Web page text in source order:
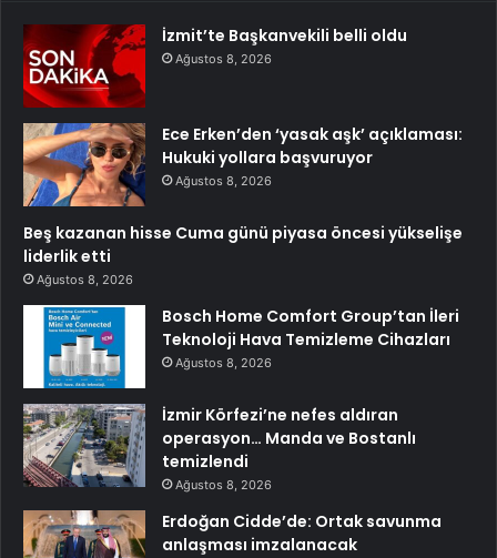
İzmit’te Başkanvekili belli oldu
Ağustos 8, 2026
Ece Erken’den ‘yasak aşk’ açıklaması:
Hukuki yollara başvuruyor
Ağustos 8, 2026
Beş kazanan hisse Cuma günü piyasa öncesi yükselişe
liderlik etti
Ağustos 8, 2026
Bosch Home Comfort Group’tan İleri
Teknoloji Hava Temizleme Cihazları
Ağustos 8, 2026
İzmir Körfezi’ne nefes aldıran
operasyon… Manda ve Bostanlı
temizlendi
Ağustos 8, 2026
Erdoğan Cidde’de: Ortak savunma
anlaşması imzalanacak